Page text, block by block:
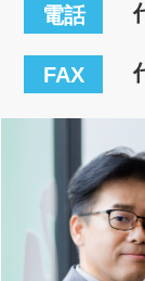
電話
FAX